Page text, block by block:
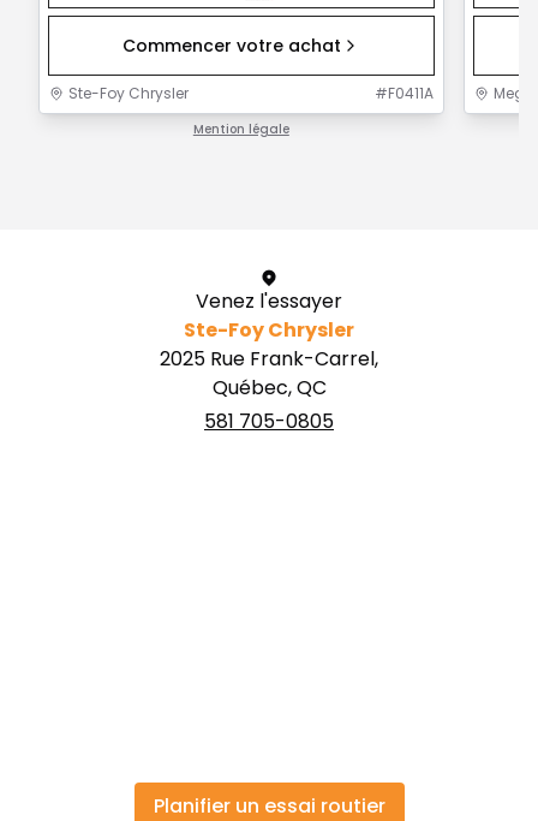
Commencer votre achat
Ste-Foy Chrysler #F0411A
Mention légale
Venez l'essayer
Ste-Foy Chrysler
2025 Rue Frank-Carrel,
Québec, QC
581 705-0805
Planifier un essai routier